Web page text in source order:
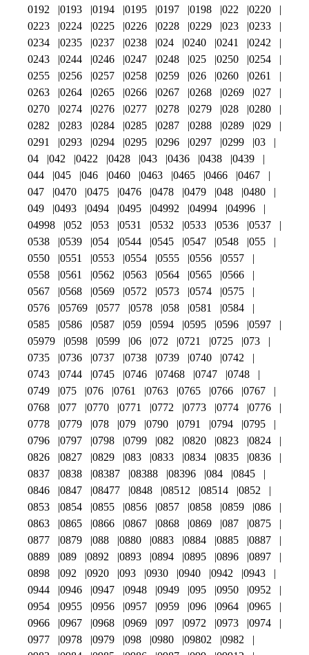
0192 0193 0194 0195 0197 0198 022
0220
0223
0224 0225 0226 0228 0229 023
0233
0234
0235 0237 0238 024 0240 0241
0242
0243
0244 0246 0247 0248 025 0250
0254
0255
0256 0257 0258 0259 026 0260
0261
0263
0264 0265 0266 0267 0268 0269
027
0270
0274 0276 0277 0278 0279 028
0280
0282
0283 0284 0285 0287 0288 0289
029
0291
0293 0294 0295 0296 0297 0299
03
04
042 0422 0428 043 0436 0438
0439
044
045 046 0460 0463 0465 0466
0467
047
0470 0475 0476 0478 0479 048
0480
049
0493 0494 0495 04992 04994
04996
04998
052 053 0531 0532 0533 0536
0537
0538
0539 054 0544 0545 0547 0548
055
0550
0551 0553 0554 0555 0556
0557
0558
0561 0562 0563 0564 0565
0566
0567
0568 0569 0572 0573 0574
0575
0576
05769 0577 0578 058 0581
0584
0585
0586 0587 059 0594 0595 0596
0597
05979
0598 0599 06 072 0721 0725
073
0735
0736 0737 0738 0739 0740
0742
0743
0744 0745 0746 07468 0747
0748
0749
075 076 0761 0763 0765 0766
0767
0768
077 0770 0771 0772 0773 0774
0776
0778
0779 078 079 0790 0791 0794
0795
0796
0797 0798 0799 082 0820 0823
0824
0826
0827 0829 083 0833 0834 0835
0836
0837
0838 08387 08388 08396 084
0845
0846
0847 08477 0848 08512 08514
0852
0853
0854 0855 0856 0857 0858 0859
086
0863
0865 0866 0867 0868 0869 087
0875
0877
0879 088 0880 0883 0884 0885
0887
0889
089 0892 0893 0894 0895 0896
0897
0898
092 0920 093 0930 0940 0942
0943
0944
0946 0947 0948 0949 095 0950
0952
0954
0955 0956 0957 0959 096 0964
0965
0966
0967 0968 0969 097 0972 0973
0974
0977
0978 0979 098 0980 09802
0982